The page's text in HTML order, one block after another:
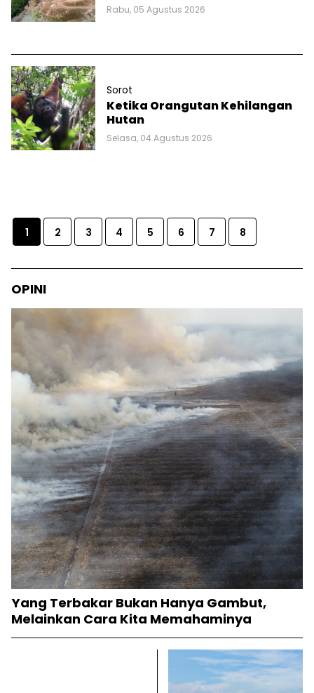
Rabu, 05 Agustus 2026
Sorot
Ketika Orangutan Kehilangan
Hutan
Selasa, 04 Agustus 2026
1 2 3 4 5 6 7 8
OPINI
Yang Terbakar Bukan Hanya Gambut,
Melainkan Cara Kita Memahaminya